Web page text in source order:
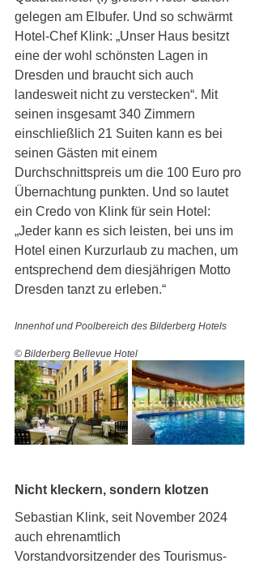
gelegen am Elbufer. Und so schwärmt
Hotel-Chef Klink: „Unser Haus besitzt
eine der wohl schönsten Lagen in
Dresden und braucht sich auch
landesweit nicht zu verstecken“. Mit
seinen insgesamt 340 Zimmern
einschließlich 21 Suiten kann es bei
seinen Gästen mit einem
Durchschnittspreis um die 100 Euro pro
Übernachtung punkten. Und so lautet
ein Credo von Klink für sein Hotel:
„Jeder kann es sich leisten, bei uns im
Hotel einen Kurzurlaub zu machen, um
entsprechend dem diesjährigen Motto
Dresden tanzt zu erleben.“
Innenhof und Poolbereich des Bilderberg Hotels
© Bilderberg Bellevue Hotel
Nicht kleckern, sondern klotzen
Sebastian Klink, seit November 2024
auch ehrenamtlich
Vorstandvorsitzender des Tourismus-